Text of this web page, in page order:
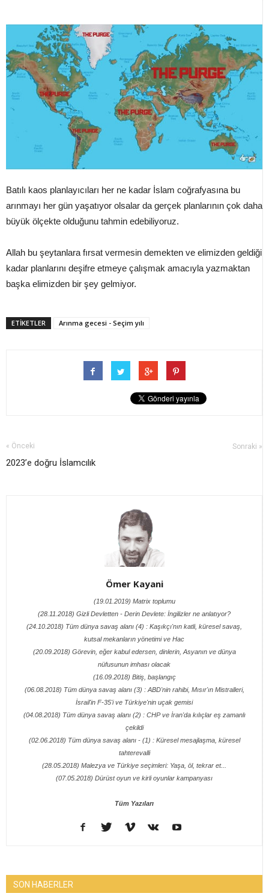
Batılı kaos planlayıcıları her ne kadar İslam coğrafyasına bu
arınmayı her gün yaşatıyor olsalar da gerçek planlarının çok daha
büyük ölçekte olduğunu tahmin edebiliyoruz.
Allah bu şeytanlara fırsat vermesin demekten ve elimizden geldiği
kadar planlarını deşifre etmeye çalışmak amacıyla yazmaktan
başka elimizden bir şey gelmiyor.
ETİKETLER Arınma gecesi - Seçim yılı
« Önceki
2023’e doğru İslamcılık
Sonraki »
Ömer Kayani
(19.01.2019) Matrix toplumu
(28.11.2018) Gizli Devletten - Derin Devlete: İngilizler ne anlatıyor?
(24.10.2018) Tüm dünya savaş alanı (4) : Kaşıkçı'nın katli, küresel savaş,
kutsal mekanların yönetimi ve Hac
(20.09.2018) Görevin, eğer kabul edersen, dinlerin, Asyanın ve dünya
nüfusunun imhası olacak
(16.09.2018) Bitiş, başlangıç
(06.08.2018) Tüm dünya savaş alanı (3) : ABD'nin rahibi, Mısır'ın Mistralleri,
İsrail'in F-35'i ve Türkiye'nin uçak gemisi
(04.08.2018) Tüm dünya savaş alanı (2) : CHP ve İran'da kılıçlar eş zamanlı
çekildi
(02.06.2018) Tüm dünya savaş alanı - (1) : Küresel mesajlaşma, küresel
tahterevalli
(28.05.2018) Malezya ve Türkiye seçimleri: Yaşa, öl, tekrar et...
(07.05.2018) Dürüst oyun ve kirli oyunlar kampanyası
Tüm Yazıları
SON HABERLER